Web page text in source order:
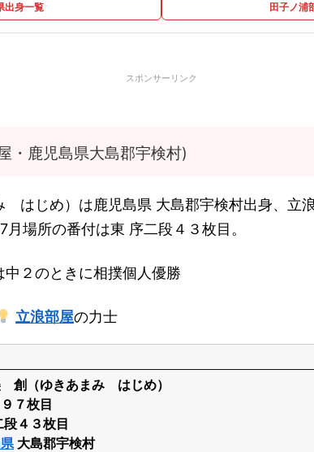
出身一覧 田子ノ浦
スポンサーリンク
・鹿児島県大島郡宇検村)
じめ）は鹿児島県 大島郡宇検村出身、立
場所の番付は東 序二段４３枚目。
２のときに相撲個人優勝
立浪部屋の力士
創（ゆきあまみ はじめ）
７枚目
段４３枚目
大島郡宇検村